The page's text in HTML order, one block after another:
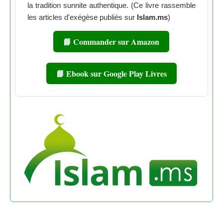
la tradition sunnite authentique. (Ce livre rassemble
les articles d'exégèse publiés sur Islam.ms)
📘 Commander sur Amazon
📘 Ebook sur Google Play Livres